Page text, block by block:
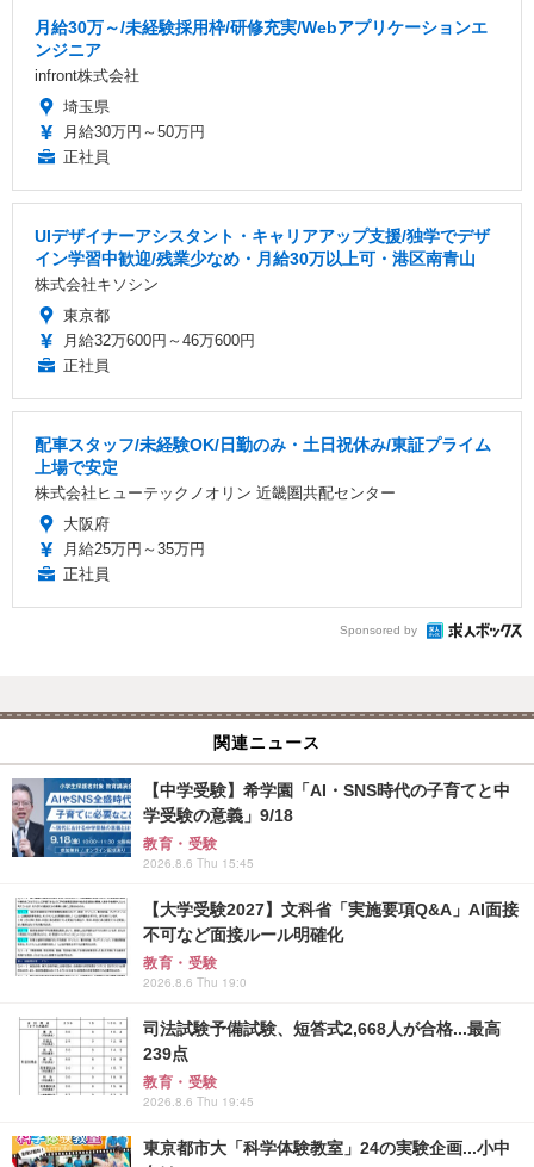
月給30万～/未経験採用枠/研修充実/Webアプリケーションエ
ンジニア
infront株式会社
埼玉県
月給30万円～50万円
正社員
UIデザイナーアシスタント・キャリアアップ支援/独学でデザ
イン学習中歓迎/残業少なめ・月給30万以上可・港区南青山
株式会社キソシン
東京都
月給32万600円～46万600円
正社員
配車スタッフ/未経験OK/日勤のみ・土日祝休み/東証プライム
上場で安定
株式会社ヒューテックノオリン 近畿圏共配センター
大阪府
月給25万円～35万円
正社員
Sponsored by
関連ニュース
【中学受験】希学園「AI・SNS時代の子育てと中
学受験の意義」9/18
教育・受験
2026.8.6 Thu 15:45
【大学受験2027】文科省「実施要項Q&A」AI面接
不可など面接ルール明確化
教育・受験
2026.8.6 Thu 19:0
司法試験予備試験、短答式2,668人が合格...最高
239点
教育・受験
2026.8.6 Thu 19:45
東京都市大「科学体験教室」24の実験企画...小中